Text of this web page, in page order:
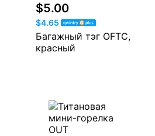
$5.00
$4.65
Багажный тэг OFTC,
красный